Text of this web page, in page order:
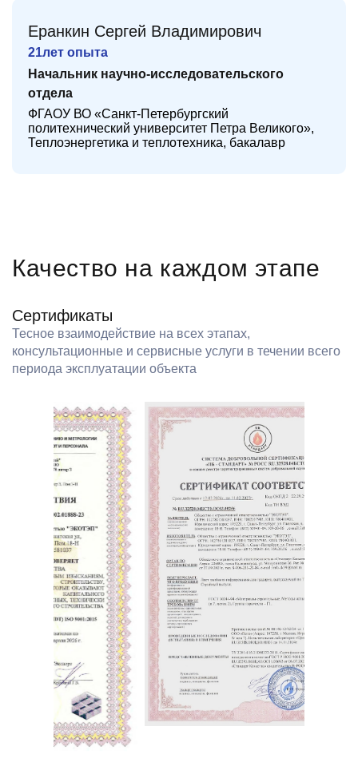
21лет опыта
Еранкин Сергей Владимирович
Начальник научно-исследовательского
отдела
ФГАОУ ВО «Санкт-Петербургский
политехнический университет Петра Великого»,
Теплоэнергетика и теплотехника, бакалавр
Качество на каждом этапе
Сертификаты
Тесное взаимодействие на всех этапах,
консультационные и сервисные услуги в течении всего
периода эксплуатации объекта